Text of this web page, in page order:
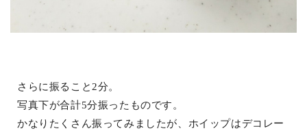
さらに振ること2分。
写真下が合計5分振ったものです。
かなりたくさん振ってみましたが、ホイップはデコレー